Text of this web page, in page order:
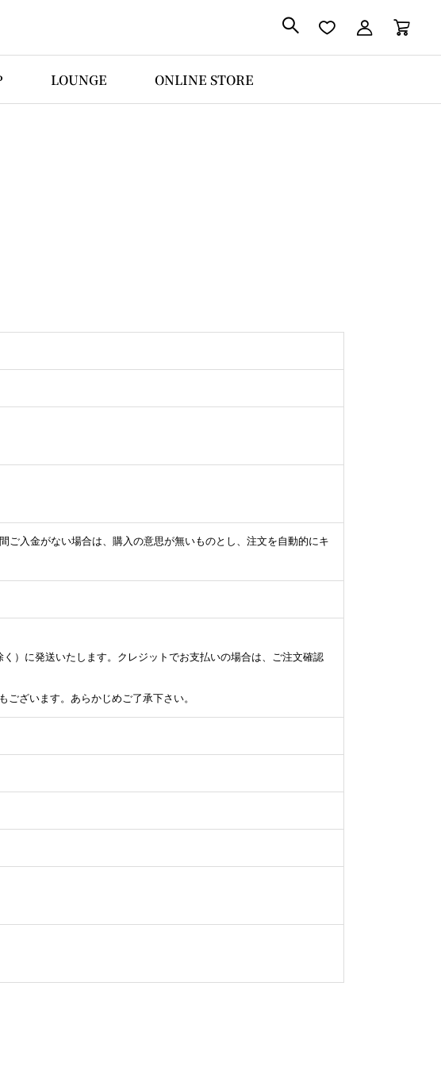

LOUNGE ONLINE STORE
ご入金がない場合は、購入の意思が無いものとし、注文を自動的にキ
）に発送いたします。クレジットでお支払いの場合は、ご注文確認
ざいます。あらかじめご了承下さい。